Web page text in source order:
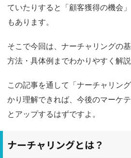
ていたりすると「顧客獲得の機会
もあります。
そこで今回は、ナーチャリングの
方法・具体例までわかりやすく解説
この記事を通して「ナーチャリン
かり理解できれば、今後のマーケ
とアップするはずですよ。
ナーチャリングとは？